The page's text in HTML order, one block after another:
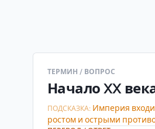
ТЕРМИН / ВОПРОС
Начало XX
ПОДСКАЗКА: Империя
ростом и острыми